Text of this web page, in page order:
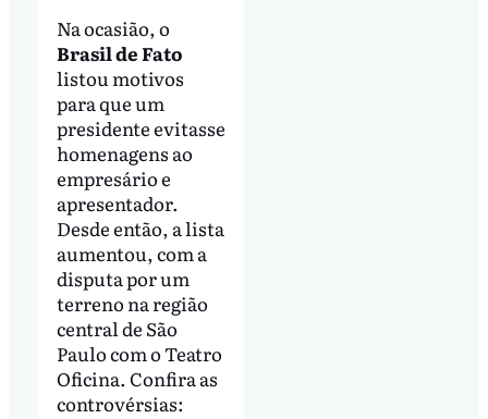
Na ocasião, o
Brasil de Fato
listou motivos
para que um
presidente evitasse
homenagens ao
empresário e
apresentador.
Desde então, a lista
aumentou, com a
disputa por um
terreno na região
central de São
Paulo com o Teatro
Oficina. Confira as
controvérsias: